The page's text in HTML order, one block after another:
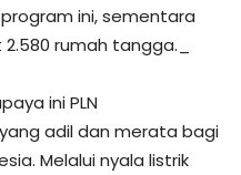
ini, sementara
rumah tangga._
ini PLN
adil dan merata bagi
Melalui nyala listrik